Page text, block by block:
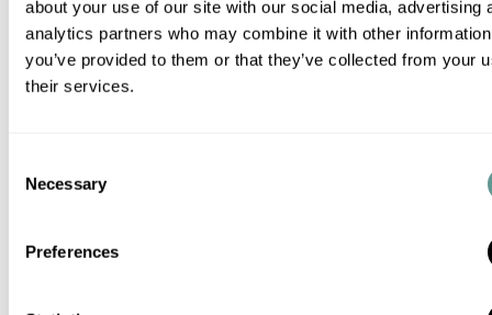
about your use of our site with our social media, advertising
analytics partners who may combine it with other
you’ve provided to them or that they’ve collected from your
their services.
Selection
Necessary
Preferences
traditionelle als auch technologie-basierte Methoden und
können daher in den allermeisten Fällen auch dann eine
rechtskonforme Identitätsfeststellung vornehmen, wenn
unter +44 203 668 6626 an. Zur telefonischen